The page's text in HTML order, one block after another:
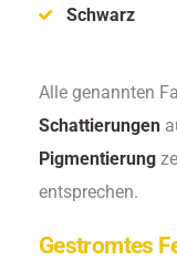
Schwarz
Alle genannten
Schattierungen
Pigmentierung
entsprechen.
Gestromtes